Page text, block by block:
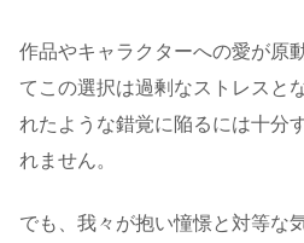
作品やキャラクターへの愛が原
てこの選択は過剰なストレスと
れたような錯覚に陥るには十分
れません。
でも、我々が抱い憧憬と対等な